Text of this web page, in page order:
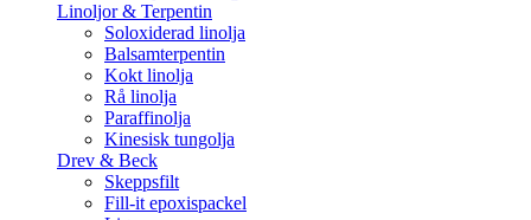
Linoljor & Terpentin
Soloxiderad linolja
Balsamterpentin
Kokt linolja
Rå linolja
Paraffinolja
Kinesisk tungolja
Drev & Beck
Skeppsfilt
Fill-it epoxispackel